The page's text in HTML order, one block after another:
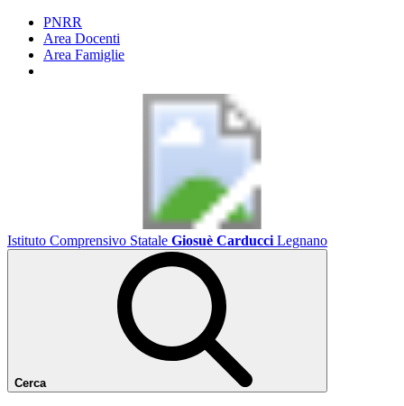
PNRR
Area Docenti
Area Famiglie
Istituto Comprensivo Statale Giosuè Carducci Legnano
Cerca